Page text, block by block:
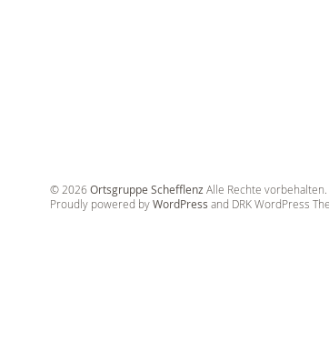
© 2026Ortsgruppe Schefflenz Alle Rechte vorbehalten.
Proudly powered byWordPress and DRK WordPress